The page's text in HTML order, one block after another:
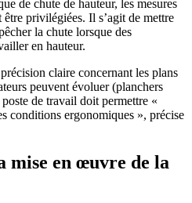
de chute de hauteur, les mesures
privilégiées. Il s’agit de mettre
la chute lorsque des
en hauteur.
claire concernant les plans
peuvent évoluer (planchers
de travail doit permettre «
conditions ergonomiques », précise
mise en œuvre de la